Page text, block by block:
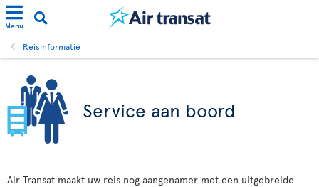
Menu
Reisinformatie
Service aan boord
Air Transat maakt uw reis nog aangenamer met een uitgebreide